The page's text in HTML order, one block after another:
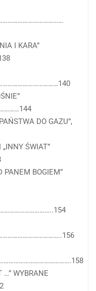
I KARA”
DO GAZU”,
ŚWIAT”
PANEM BOGIEM”
…” WYBRANE